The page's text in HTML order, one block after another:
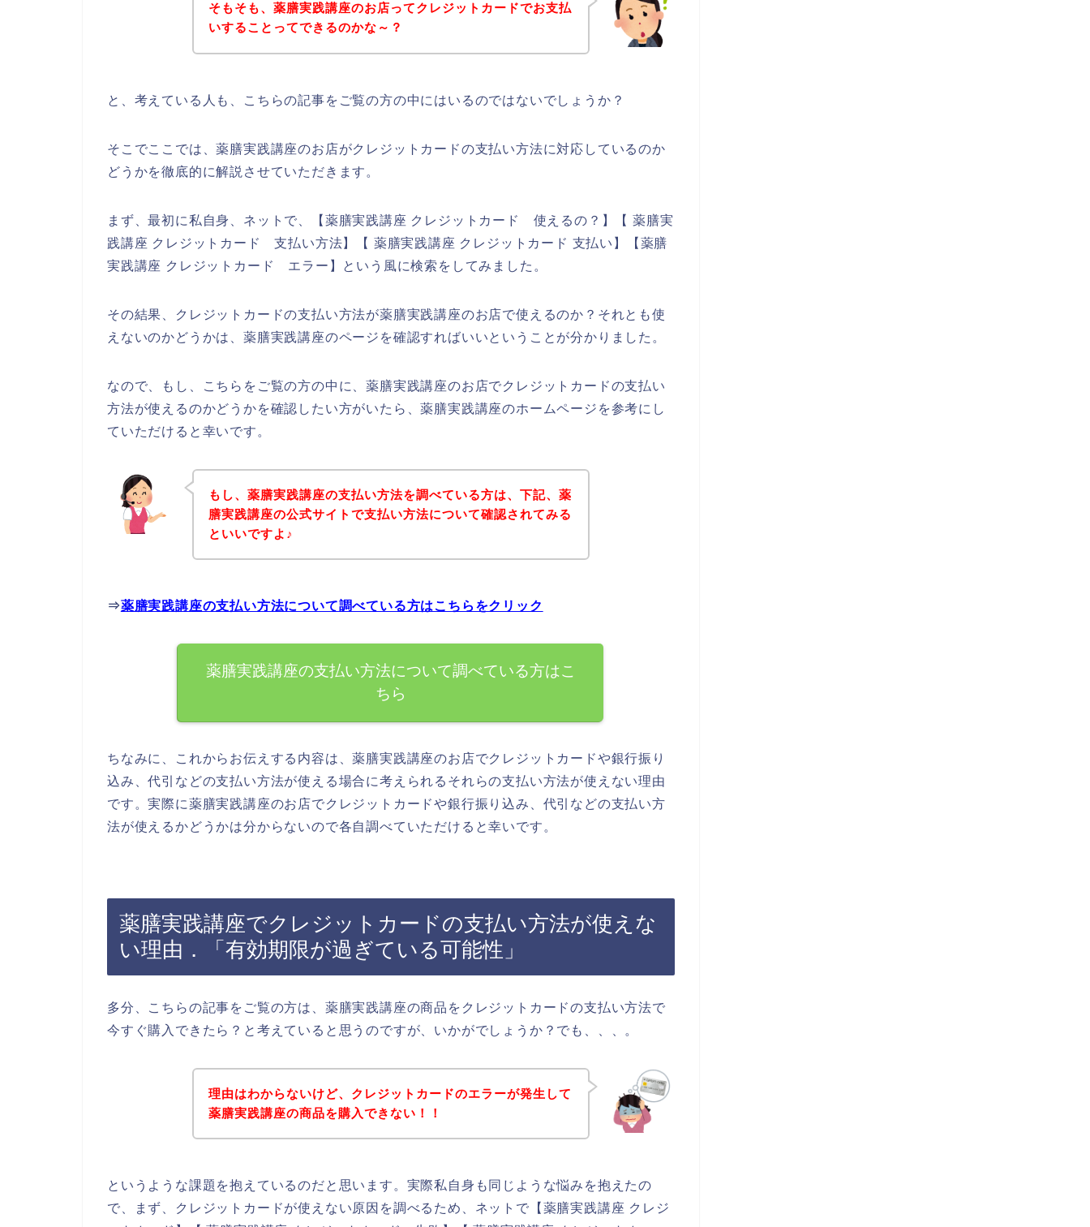
そもそも、薬膳実践講座のお店ってクレジットカードでお支払
いすることってできるのかな～？
と、考えている人も、こちらの記事をご覧の方の中にはいるのではないでしょうか？
そこでここでは、薬膳実践講座のお店がクレジットカードの支払い方法に対応しているのか
どうかを徹底的に解説させていただきます。
まず、最初に私自身、ネットで、【薬膳実践講座 クレジットカード 使えるの？】【 薬膳実
践講座 クレジットカード 支払い方法】【 薬膳実践講座 クレジットカード 支払い】【薬膳
実践講座 クレジットカード エラー】という風に検索をしてみました。
その結果、クレジットカードの支払い方法が薬膳実践講座のお店で使えるのか？それとも使
えないのかどうかは、薬膳実践講座のページを確認すればいいということが分かりました。
なので、もし、こちらをご覧の方の中に、薬膳実践講座のお店でクレジットカードの支払い
方法が使えるのかどうかを確認したい方がいたら、薬膳実践講座のホームページを参考にし
ていただけると幸いです。
もし、薬膳実践講座の支払い方法を調べている方は、下記、薬
膳実践講座の公式サイトで支払い方法について確認されてみる
といいですよ♪
⇒薬膳実践講座の支払い方法について調べている方はこちらをクリック
薬膳実践講座の支払い方法について調べている方はこ
ちら
ちなみに、これからお伝えする内容は、薬膳実践講座のお店でクレジットカードや銀行振り
込み、代引などの支払い方法が使える場合に考えられるそれらの支払い方法が使えない理由
です。実際に薬膳実践講座のお店でクレジットカードや銀行振り込み、代引などの支払い方
法が使えるかどうかは分からないので各自調べていただけると幸いです。
薬膳実践講座でクレジットカードの支払い方法が使えな
い理由．「有効期限が過ぎている可能性」
多分、こちらの記事をご覧の方は、薬膳実践講座の商品をクレジットカードの支払い方法で
今すぐ購入できたら？と考えていると思うのですが、いかがでしょうか？でも、、、。
理由はわからないけど、クレジットカードのエラーが発生して
薬膳実践講座の商品を購入できない！！
というような課題を抱えているのだと思います。実際私自身も同じような悩みを抱えたの
で、まず、クレジットカードが使えない原因を調べるため、ネットで【薬膳実践講座 クレジ